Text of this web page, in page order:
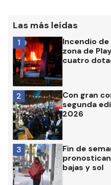
Las más leídas
Incendio
zona de
cuatro
1
Con gran
segunda
2026
2
Fin de
bajas y sol
3